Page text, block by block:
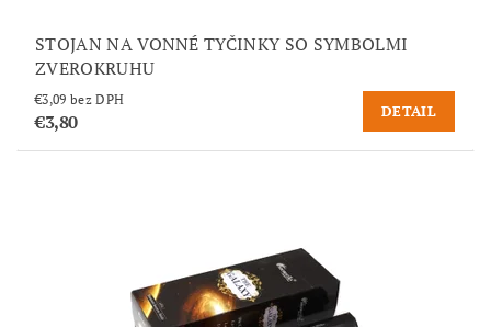
STOJAN NA VONNÉ TYČINKY SO SYMBOLMI
ZVEROKRUHU
€3,09 bez DPH
€3,80 DETAIL